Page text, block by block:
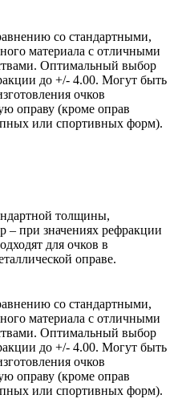
со стандартными,
материала с отличными
Оптимальный выбор
до +/- 4.00. Могут быть
очков
оправу (кроме оправ
или спортивных форм).
толщины,
– при значениях рефракции
для очков в
оправе.
со стандартными,
материала с отличными
Оптимальный выбор
до +/- 4.00. Могут быть
очков
оправу (кроме оправ
или спортивных форм).